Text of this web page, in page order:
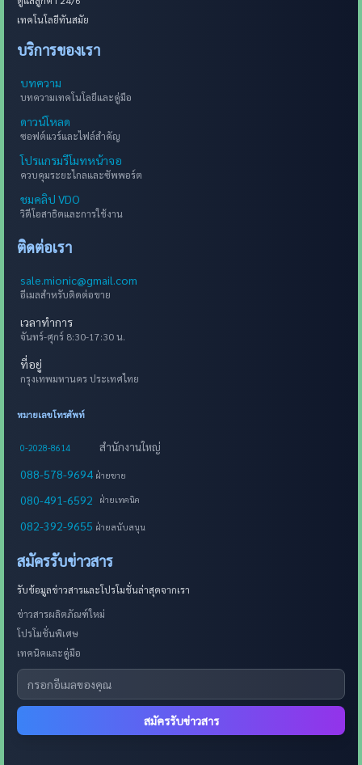
เทคโนโลยีทันสมัย
บริการของเรา
บทความ
บทความเทคโนโลยีและคู่มือ
ดาวน์โหลด
ซอฟต์แวร์และไฟล์สำคัญ
โปรแกรมรีโมทหน้าจอ
ควบคุมระยะไกลและซัพพอร์ต
ชมคลิป VDO
วิดีโอสาธิตและการใช้งาน
ติดต่อเรา
sale.mionic@gmail.com
อีเมลสำหรับติดต่อขาย
เวลาทำการ
จันทร์-ศุกร์ 8:30-17:30 น.
ที่อยู่
กรุงเทพมหานคร ประเทศไทย
หมายเลขโทรศัพท์
0-2028-8614 สำนักงานใหญ่
088-578-9694 ฝ่ายขาย
080-491-6592 ฝ่ายเทคนิค
082-392-9655 ฝ่ายสนับสนุน
สมัครรับข่าวสาร
รับข้อมูลข่าวสารและโปรโมชั่นล่าสุดจากเรา
ข่าวสารผลิตภัณฑ์ใหม่
โปรโมชั่นพิเศษ
เทคนิคและคู่มือ
สมัครรับข่าวสาร